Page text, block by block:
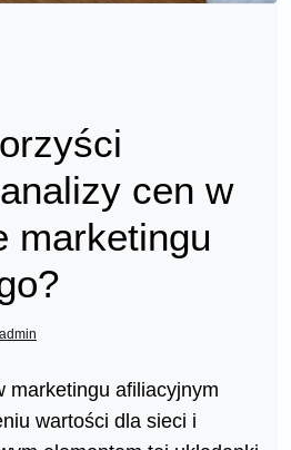
cen w
marketingu
admin
marketingu afiliacyjnym
wartości dla sieci i